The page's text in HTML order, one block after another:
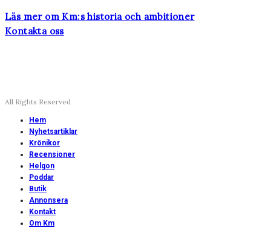
Läs mer om Km:s historia och ambitioner
Kontakta oss
All Rights Reserved
Hem
Nyhetsartiklar
Krönikor
Recensioner
Helgon
Poddar
Butik
Annonsera
Kontakt
Om Km